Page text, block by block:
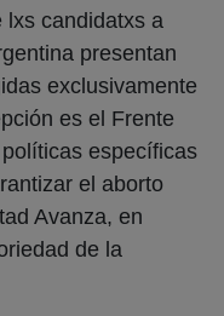
lxs candidatxs a
presentan
exclusivamente
es el Frente
específicas
el aborto
Avanza, en
de la